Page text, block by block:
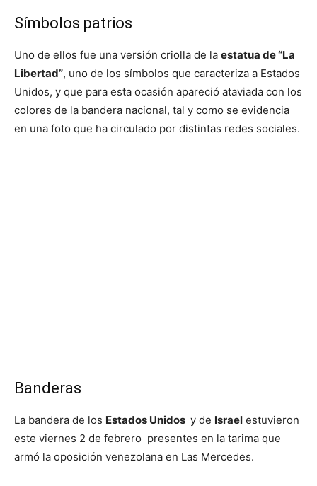
Símbolos patrios
Uno de ellos fue una versión criolla de la estatua de “La
Libertad”, uno de los símbolos que caracteriza a Estados
Unidos, y que para esta ocasión apareció ataviada con los
colores de la bandera nacional, tal y como se evidencia
en una foto que ha circulado por distintas redes sociales.
Banderas
La bandera de los Estados Unidos y de Israel estuvieron
este viernes 2 de febrero presentes en la tarima que
armó la oposición venezolana en Las Mercedes.